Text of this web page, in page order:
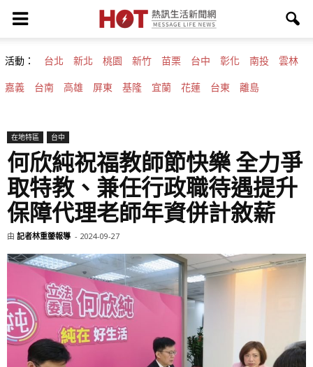
活動： 台北 新北 桃園 新竹 苗栗 台中 彰化 南投 雲林
嘉義 台南 高雄 屏東 基隆 宜蘭 花蓮 台東 離島
在地特區 台中
何欣純祝福教師節快樂 全力爭
取特教、兼任行政職待遇提升
保障代理老師年資併計敘薪
由 記者林重鎣報導 - 2024-09-27